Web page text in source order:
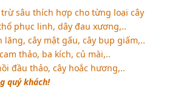
sâu thích hợp cho từng loại cây
phục linh, dây đau xương,..
lăng, cây mật gấu, cây bụp giấm,..
thảo, ba kích, củ mài,..
đầu thảo, cây hoắc hương,..
quý khách!